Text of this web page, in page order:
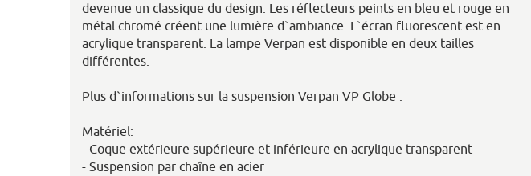
devenue un classique du design. Les réflecteurs peints en bleu et rouge en
métal chromé créent une lumière d`ambiance. L`écran fluorescent est en
acrylique transparent. La lampe Verpan est disponible en deux tailles
différentes.
Plus d`informations sur la suspension Verpan VP Globe :
Matériel:
- Coque extérieure supérieure et inférieure en acrylique transparent
- Suspension par chaîne en acier